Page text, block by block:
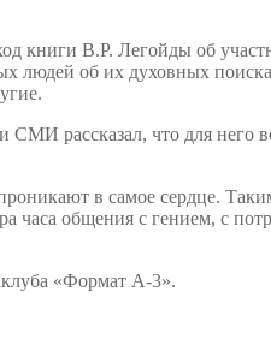
В.Р. Легойды об
людей об их духовных
рассказал, что для него
в самое сердце.
часа общения с гением, с
«Формат А-3».